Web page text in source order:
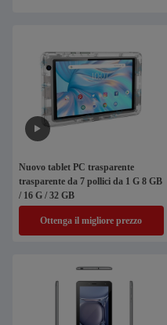
Nuovo tablet PC trasparente
trasparente da 7 pollici da 1 G 8 GB
/ 16 G / 32 GB
Ottenga il migliore prezzo